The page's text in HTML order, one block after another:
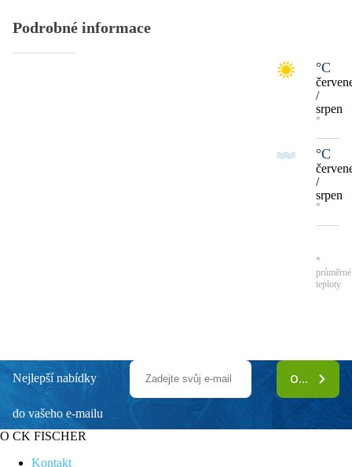
Podrobné informace
°C
/
srpen
*
°C
/
srpen
*
*
průměrné
teploty
Nejlepší nabídky
do vašeho e-mailu
ODEBÍRAT
O CK FISCHER
Kontakt